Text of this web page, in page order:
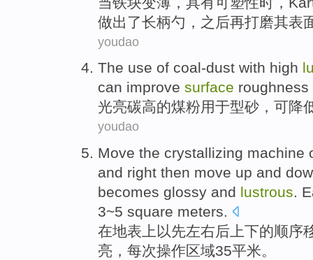
做出了长柄勺 ， 之后再打磨其表
youdao
The use of coal-dust with high
can improve surface roughness
光亮碳高的煤粉用于型砂， 可降
youdao
Move the crystallizing machine
and right then move up and
becomes glossy and lustrous.
3~5 square meters.
在地表 上以先左右后 上下的顺序
亮 ， 每次操作区域35平米。